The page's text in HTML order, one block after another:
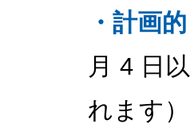
・計画
月 4 日
れます）